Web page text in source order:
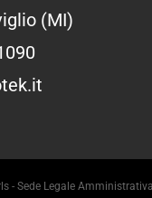
(MI)
- Sede Legale